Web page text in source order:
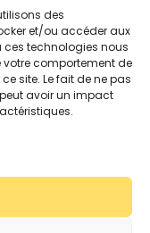
des
et/ou accéder aux
technologies nous
votre comportement de
site. Le fait de ne pas
avoir un impact